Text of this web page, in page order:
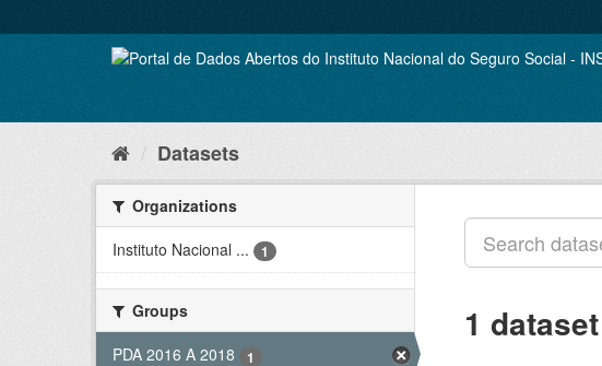
to
Datasets
Organizations
Instituto Nacional ...
1
Groups
PDA 2016 A 2018
1
1